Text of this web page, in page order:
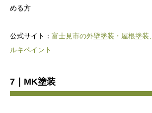
める方
公式サイト： 富士見市の外壁塗装・屋根塗装
ルキペイント
7｜MK塗装